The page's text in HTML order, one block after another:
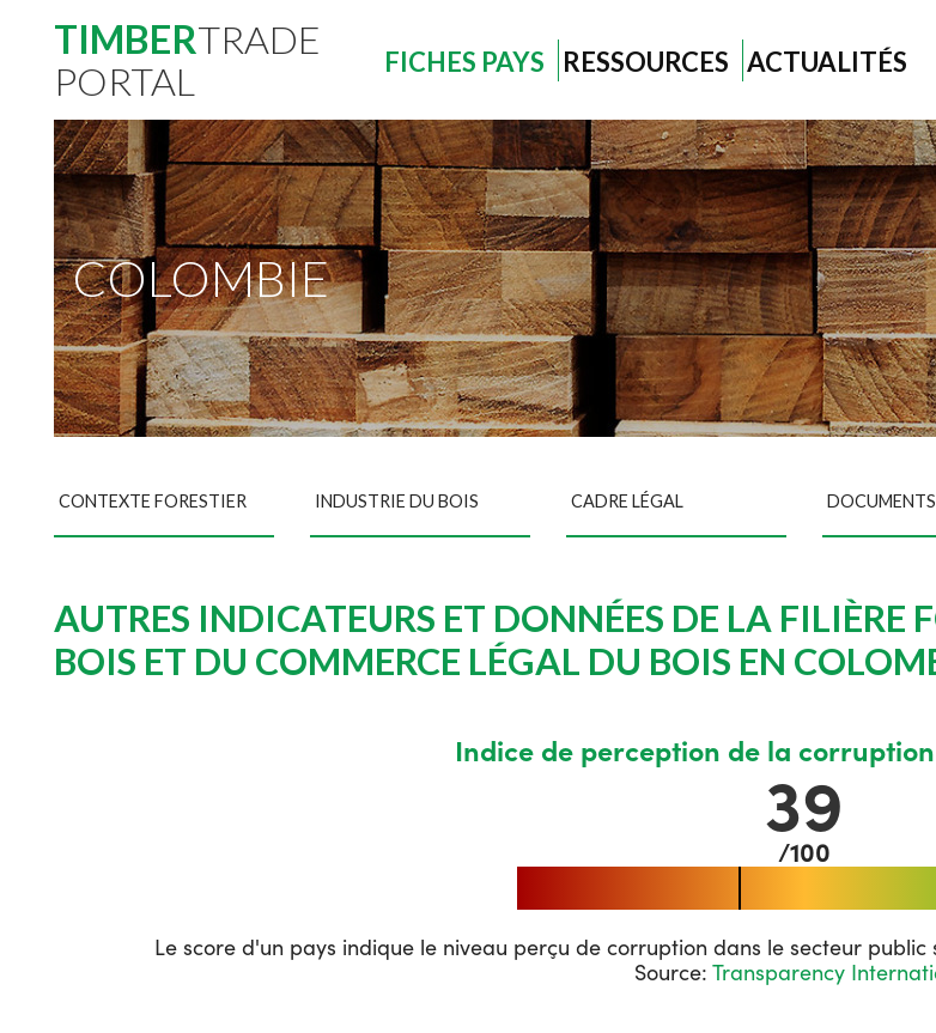
TIMBERTRADE
PORTAL
FICHES PAYS RESSOURCES ACTUALITÉS
COLOMBIE
CONTEXTE FORESTIER INDUSTRIE DU BOIS CADRE LÉGAL DOCUMENTS
AUTRES INDICATEURS ET DONNÉES DE LA FILIÈRE
BOIS ET DU COMMERCE LÉGAL DU BOIS EN
Indice de perception de la
39
/100
Le score d'un pays indique le niveau perçu de corruption dans le secteur
Source: Transparency